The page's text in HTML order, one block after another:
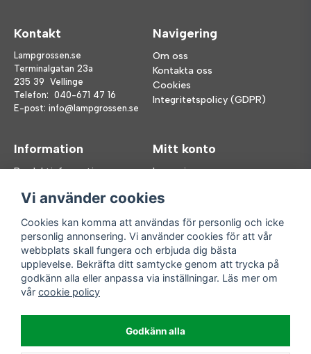
Kontakt
Lampgrossen.se
Terminalgatan 23a
235 39 Vellinge
Telefon: 040-671 47 16
E-post: info@lampgrossen.se
Navigering
Om oss
Kontakta oss
Cookies
Integritetspolicy (GDPR)
Information
Produktinformation
FAQ
Mitt konto
Logga in
Glömt lösenord?
Följ oss
Facebook
Instagram
Handla enkelt
Enkla leveranser
Vi använder cookies
Cookies kan komma att användas för personlig och icke
personlig annonsering. Vi använder cookies för att vår
webbplats skall fungera och erbjuda dig bästa
upplevelse. Bekräfta ditt samtycke genom att trycka på
godkänn alla eller anpassa via inställningar. Läs mer om
vår cookie policy
Godkänn alla